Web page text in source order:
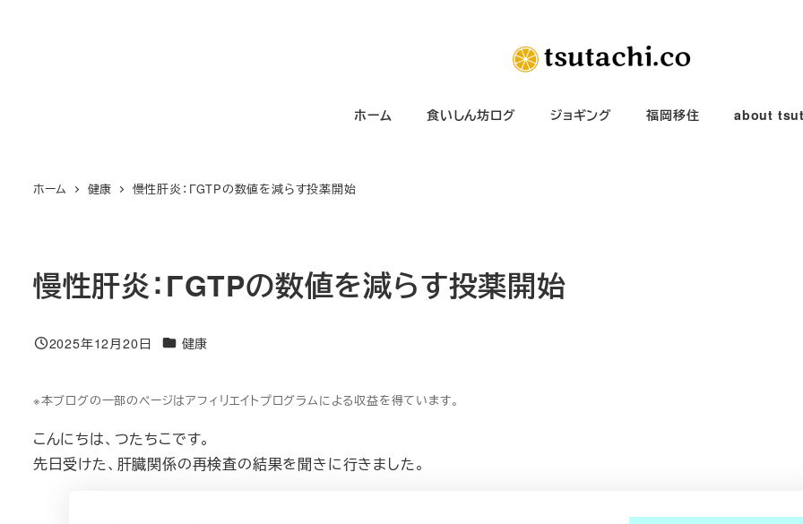
ホーム 食いしん坊ログ ジョギング 福岡移住 about
ホーム 健康 慢性肝炎：ΓGTPの数値を減らす投薬開始
慢性肝炎：ΓGTPの数値を減らす投薬開始
投稿日
2025年12月20日 カテゴリー
健康
※本ブログの一部のページはアフィリエイトプログラムによる収益を得ています。
こんにちは、つたちこです。
先日受けた、肝臓関係の再検査の結果を聞きに行きました。